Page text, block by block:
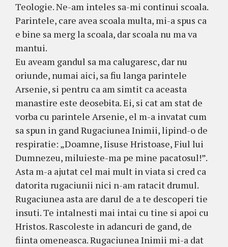
Teologie. Ne-am inteles sa-mi continui scoala.
Parintele, care avea scoala multa, mi-a spus ca
e bine sa merg la scoala, dar scoala nu ma va
mantui.
Eu aveam gandul sa ma calugaresc, dar nu
oriunde, numai aici, sa fiu langa parintele
Arsenie, si pentru ca am simtit ca aceasta
manastire este deosebita. Ei, si cat am stat de
vorba cu parintele Arsenie, el m-a invatat cum
sa spun in gand Rugaciunea Inimii, lipind-o de
respiratie: „Doamne, Iisuse Hristoase, Fiul lui
Dumnezeu, miluieste-ma pe mine pacatosul!”.
Asta m-a ajutat cel mai mult in viata si cred ca
datorita rugaciunii nici n-am ratacit drumul.
Rugaciunea asta are darul de a te descoperi tie
insuti. Te intalnesti mai intai cu tine si apoi cu
Hristos. Rascoleste in adancuri de gand, de
fiinta omeneasca. Rugaciunea Inimii mi-a dat